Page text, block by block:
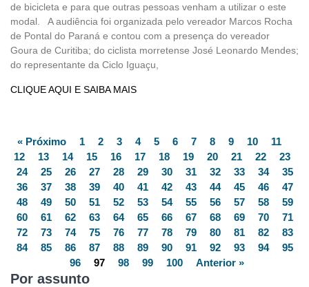
de bicicleta e para que outras pessoas venham a utilizar o este
modal. A audiência foi organizada pelo vereador Marcos Rocha
de Pontal do Paraná e contou com a presença do vereador
Goura de Curitiba; do ciclista morretense José Leonardo Mendes;
do representante da Ciclo Iguaçu,
CLIQUE AQUI E SAIBA MAIS
« Próximo 1 2 3 4 5 6 7 8 9 10
11
12
13 14 15 16 17 18 19 20 21 22
23
24
25 26 27 28 29 30 31 32 33 34
35
36
37 38 39 40 41 42 43 44 45 46
47
48
49 50 51 52 53 54 55 56 57 58
59
60
61 62 63 64 65 66 67 68 69 70
71
72
73 74 75 76 77 78 79 80 81 82
83
84
85 86 87 88 89 90 91 92 93 94
95
96
97 98 99 100 Anterior »
Por assunto